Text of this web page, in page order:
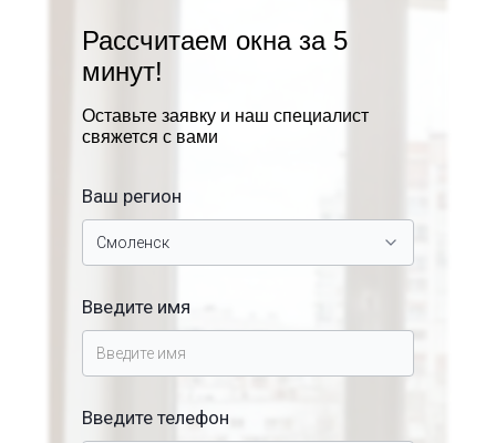
Рассчитаем окна за 5
минут!
Оставьте заявку и наш специалист
свяжется с вами
Ваш регион
Введите имя
Введите телефон